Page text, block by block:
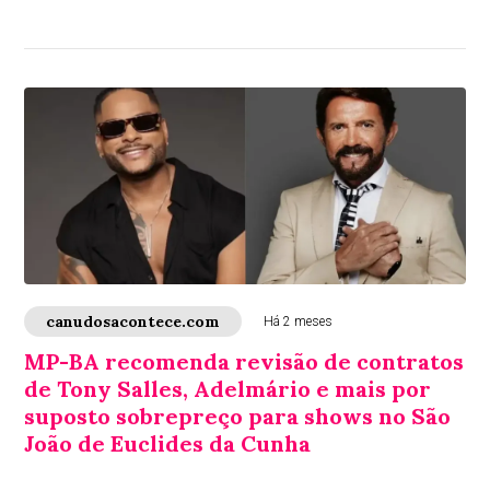
canudosacontece.com Há 2 meses
MP-BA recomenda revisão de contratos
de Tony Salles, Adelmário e mais por
suposto sobrepreço para shows no São
João de Euclides da Cunha